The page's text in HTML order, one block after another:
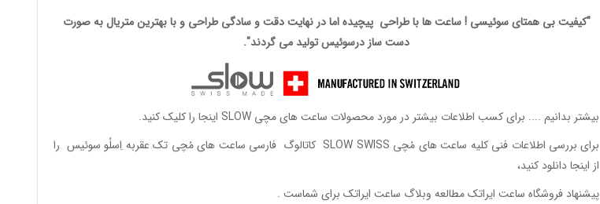
"کیفیت بی همتای سوئیسی ! ساعت ها با طراحی پیچیده اما در نهایت دقت و سادگی طراحی و با بهترین متریال به صورت
دست ساز درسوئیس تولید می گردند".
بیشتر بدانیم .... برای کسب اطلاعات بیشتر در مورد محصولات ساعت های مچی SLOW اینجا را کلیک کنید.
برای بررسی اطلاعات فنی کلیه ساعت های مُچی SLOW SWISS
کاتالوگ فارسی ساعت های مُچی تک عقربه اِسلُو سوئیس را
از اینجادانلود کنید،
پیشنهاد فروشگاه ساعت ایراتک مطالعه وبلاگ ساعت ایراتکبرای شماست .